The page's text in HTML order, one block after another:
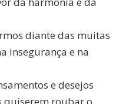
diante das muitas
insegurança e na
e desejos